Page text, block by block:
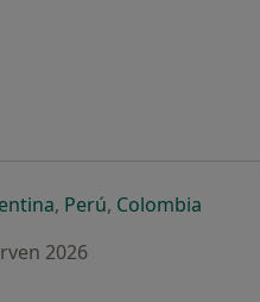
záložce
v nové záložce
se otevře v nové záložce
, Perúse otevře v nové
, Colombiase
2026